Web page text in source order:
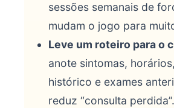
sessões semanais de
mudam o jogo para
Leve um roteiro para o
anote sintomas,
histórico e exames
reduz “consulta perdida”.